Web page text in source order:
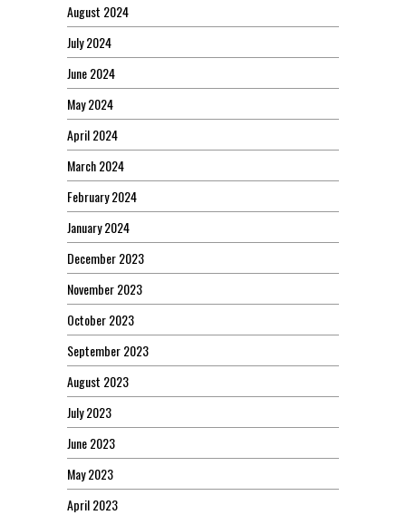
August 2024
July 2024
June 2024
May 2024
April 2024
March 2024
February 2024
January 2024
December 2023
November 2023
October 2023
September 2023
August 2023
July 2023
June 2023
May 2023
April 2023